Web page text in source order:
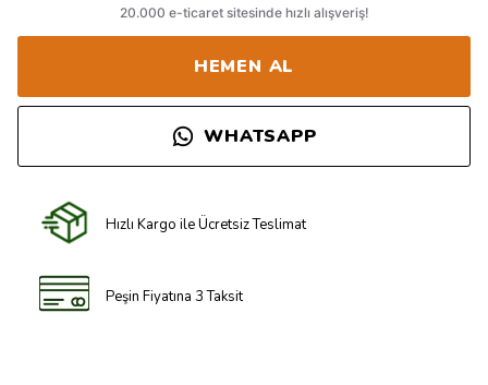
HEMEN AL
WHATSAPP
Hızlı Kargo ile Ücretsiz Teslimat
Peşin Fiyatına 3 Taksit